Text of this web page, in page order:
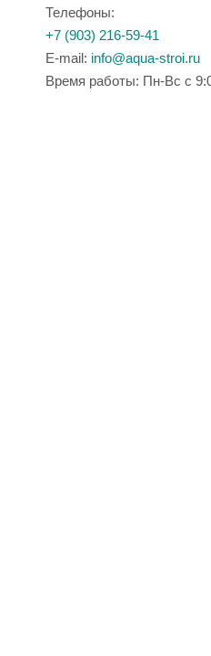
Телефоны:
+7 (903) 216-59-41
E-mail: info@aqua-stroi.ru
Время работы: Пн-Вс с